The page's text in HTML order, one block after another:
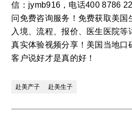
信：jymb916，电话400 8786
问免费咨询服务！免费获取美国
入境、流程、报价、医生医院等
真实体验视频分享！美国当地口
客户说好才是真的好！
赴美产子 赴美生子